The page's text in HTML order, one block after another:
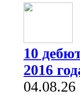
10
2016
04.08.26